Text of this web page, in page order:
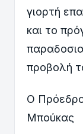
γιορτή
και το
προβολή
Ο
Μπούκας